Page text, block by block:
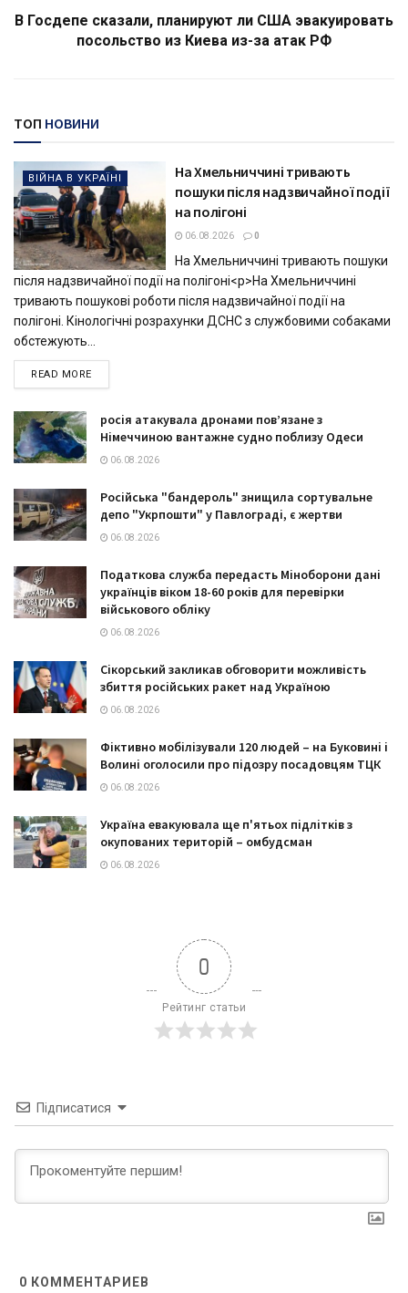
В Госдепе сказали, планируют ли США эвакуировать
посольство из Киева из-за атак РФ
ТОП НОВИНИ
ВІЙНА В УКРАЇНІ
На Хмельниччині тривають
пошуки після надзвичайної події
на полігоні
06.08.2026 0
На Хмельниччині тривають пошуки
після надзвичайної події на полігоні<p>На Хмельниччині
тривають пошукові роботи після надзвичайної події на
полігоні. Кінологічні розрахунки ДСНС з службовими собаками
обстежують...
READ MOREDETAILS
росія атакувала дронами пов’язане з
Німеччиною вантажне судно поблизу Одеси
06.08.2026
Російська "бандероль" знищила сортувальне
депо "Укрпошти" у Павлограді, є жертви
06.08.2026
Податкова служба передасть Міноборони дані
українців віком 18-60 років для перевірки
військового обліку
06.08.2026
Сікорський закликав обговорити можливість
збиття російських ракет над Україною
06.08.2026
Фіктивно мобілізували 120 людей – на Буковині і
Волині оголосили про підозру посадовцям ТЦК
06.08.2026
Україна евакуювала ще п'ятьох підлітків з
окупованих територій – омбудсман
06.08.2026
0
Рейтинг статьи
Підписатися
0 КОММЕНТАРИЕВ